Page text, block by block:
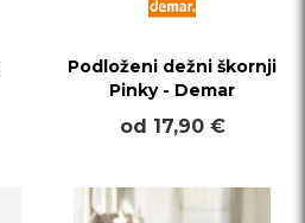
Podloženi dežni škornji
Pinky - Demar
od 17,90 €